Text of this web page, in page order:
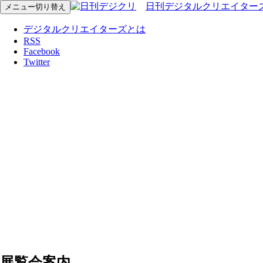
メニュー切り替え 日刊デジタルクリエイター
デジタルクリエイターズとは
RSS
Facebook
Twitter